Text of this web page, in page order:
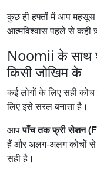
कुछ ही हफ्तों में आप
आत्मविश्वास पहले से कहीं
Noomii के साथ
किसी जोखिम के
कई लोगों के लिए सही
लिए इसे सरल बनाता है।
आपपाँच तक फ्री सेशन
हैं और अलग-अलग कोचों
सही है।